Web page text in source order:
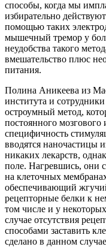
способы, когда мы
избирательно
помощью таких
мышечный тремор у
неудобства такого
вмешательство плюс
питания.
Полина Аникеева из
института и
остроумный метод,
постоянного мозгового
специфичность
вводятся наночастицы
никаких лекарств,
поле. Нагревшись, они
на клеточных
обеспечивающий
рецепторные белки к
том числе и у
случае отсутствия
способами заставить
сделано в данном